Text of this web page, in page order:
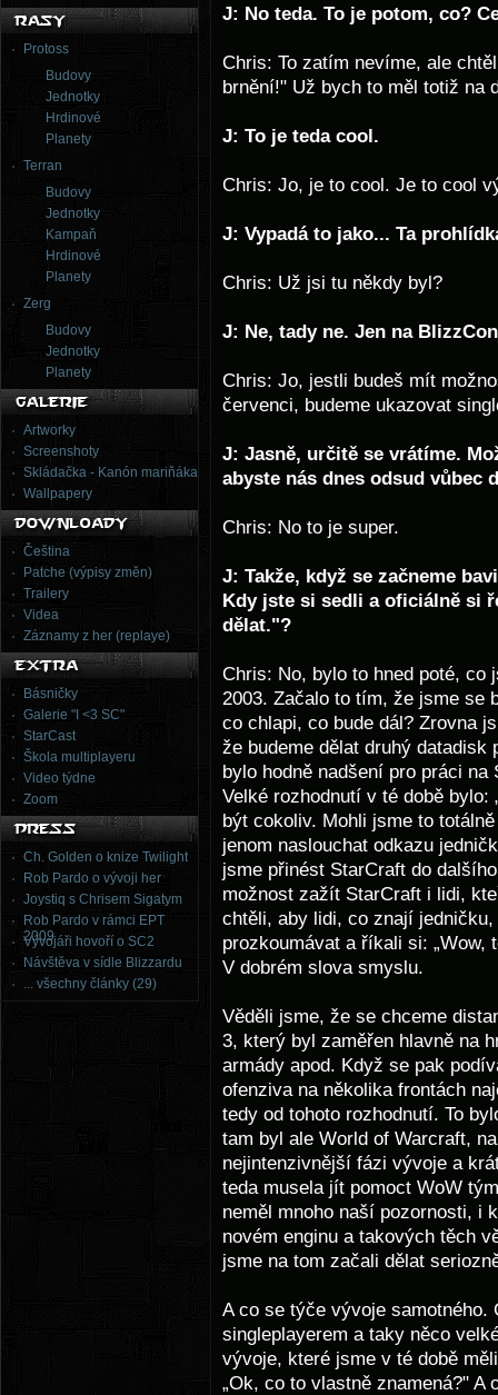
Protoss
Budovy
Jednotky
Hrdinové
Planety
Terran
Budovy
Jednotky
Kampaň
Hrdinové
Planety
Zerg
Budovy
Jednotky
Planety
Artworky
Screenshoty
Skládačka - Kanón mariňáka
Wallpapery
Čeština
Patche (výpisy změn)
Trailery
Videa
Záznamy z her (replaye)
Básničky
Galerie "I <3 SC"
StarCast
Škola multiplayeru
Video týdne
Zoom
Ch. Golden o knize Twilight
Rob Pardo o vývoji her
Joystiq s Chrisem Sigatym
Rob Pardo v rámci EPT
2009
Vývojáři hovoří o SC2
Návštěva v sídle Blizzardu
... všechny články (29)
J: No teda. To je potom, co?
Chris: To zatím nevíme, ale
brnění!" Už bych to měl totiž na
J: To je teda cool.
Chris: Jo, je to cool. Je to cool
J: Vypadá to jako... Ta
Chris: Už jsi tu někdy byl?
J: Ne, tady ne. Jen na
Chris: Jo, jestli budeš mít
červenci, budeme ukazovat
J: Jasně, určitě se vrátíme.
abyste nás dnes odsud vůbec
Chris: No to je super.
J: Takže, když se začneme
Kdy jste si sedli a oficiálně si
dělat."?
Chris: No, bylo to hned poté, co
2003. Začalo to tím, že jsme se
co chlapi, co bude dál? Zrovna
že budeme dělat druhý datadisk
bylo hodně nadšení pro práci na
Velké rozhodnutí v té době bylo:
být cokoliv. Mohli jsme to
jenom naslouchat odkazu
jsme přinést StarCraft do
možnost zažít StarCraft i lidi,
chtěli, aby lidi, co znají
prozkoumávat a říkali si: „Wow,
V dobrém slova smyslu.
Věděli jsme, že se chceme
3, který byl zaměřen hlavně na
armády apod. Když se pak
ofenziva na několika frontách
tedy od tohoto rozhodnutí. To
tam byl ale World of Warcraft,
nejintenzivnější fázi vývoje a
teda musela jít pomoct WoW
neměl mnoho naší pozornosti, i
novém enginu a takových těch
jsme na tom začali dělat
A co se týče vývoje samotného.
singleplayerem a taky něco
vývoje, které jsme v té době
„Ok, co to vlastně znamená?"